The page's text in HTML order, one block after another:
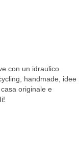
con un idraulico
handmade, idee
originale e